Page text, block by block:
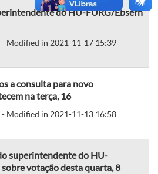
do HU-FURG/Ebserh
Modified in 2021-11-17 15:39
a consulta para novo
na terça, 16
Modified in 2021-11-13 16:58
superintendente do HU-
votação desta quarta, 8